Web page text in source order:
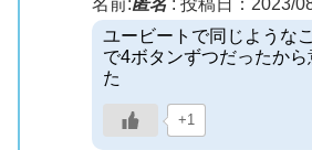
名前:匿名: 投稿日：2023/
ユービートで同じような
で4ボタンずつだったか
た
+1